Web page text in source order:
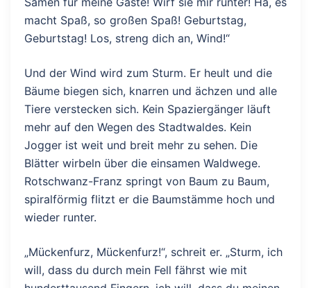
macht Spaß, so großen Spaß! Geburtstag,
Geburtstag! Los, streng dich an, Wind!“
Und der Wind wird zum Sturm. Er heult und die
Bäume biegen sich, knarren und ächzen und alle
Tiere verstecken sich. Kein Spaziergänger läuft
mehr auf den Wegen des Stadtwaldes. Kein
Jogger ist weit und breit mehr zu sehen. Die
Blätter wirbeln über die einsamen Waldwege.
Rotschwanz-Franz springt von Baum zu Baum,
spiralförmig flitzt er die Baumstämme hoch und
wieder runter.
„Mückenfurz, Mückenfurz!“, schreit er. „Sturm, ich
will, dass du durch mein Fell fährst wie mit